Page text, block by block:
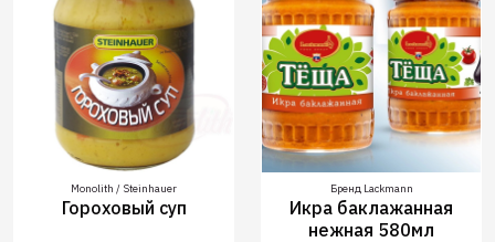
Monolith / Steinhauer
Гороховый суп
Бренд Lackmann
Икра баклажанная
нежная 580мл